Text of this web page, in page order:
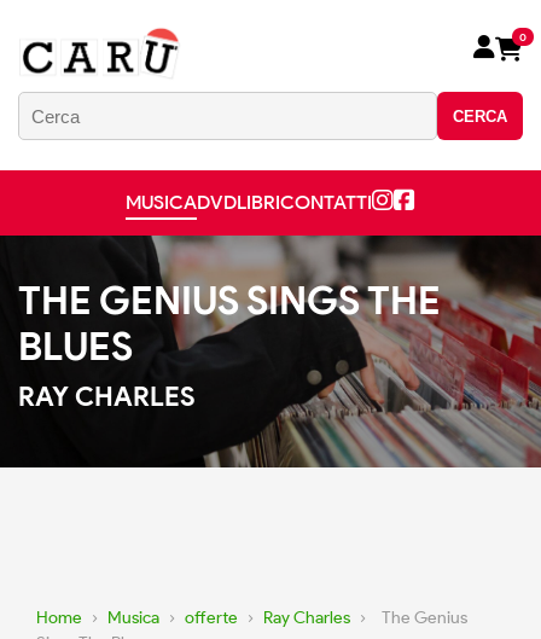
CERCA
0
MUSICADVDLIBRICONTATTI
THE GENIUS SINGS THE
BLUES
RAY CHARLES
Home › Musica › offerte › Ray Charles ›
The Genius